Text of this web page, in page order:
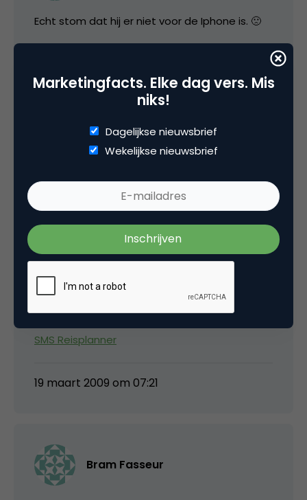
Echt stom dat hij er niet voor de Iphone is. 🙁
justastranger
Niet echt slim van ns om op het moment dat
blogs over hun apps beginnen te schrijven de
urls te veranderen nieuwe linkies.
SMS Reisplanner
19 maart 2009 om 07:21
Bram Fasseur
Marketingfacts. Elke dag vers. Mis
niks!
Dagelijkse nieuwsbrief
Wekelijkse nieuwsbrief